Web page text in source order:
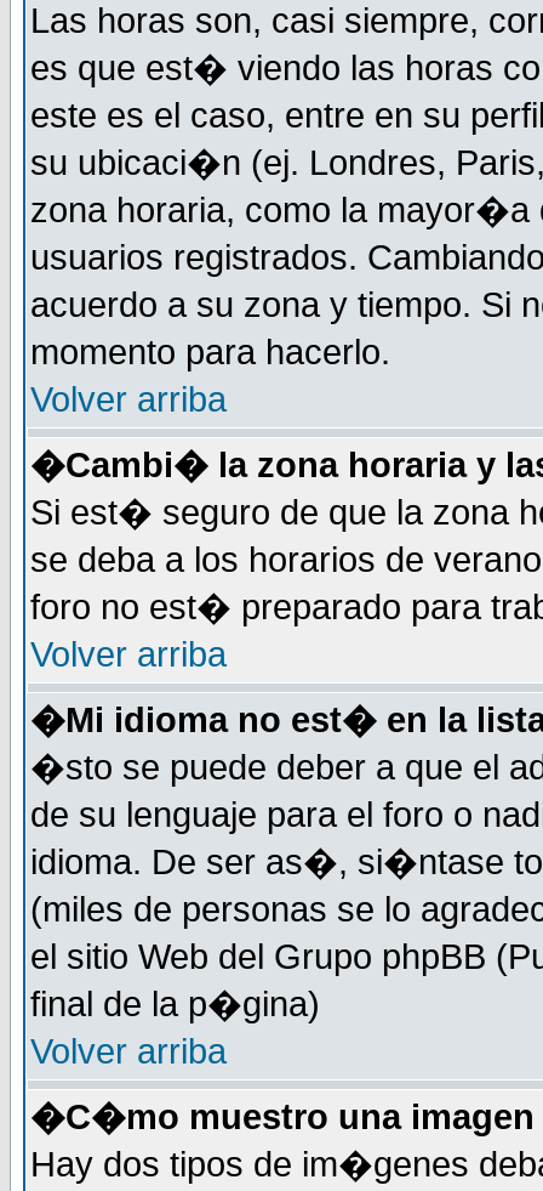
Las horas son, casi siempre,
es que est� viendo las horas
este es el caso, entre en su
su ubicaci�n (ej. Londres,
zona horaria, como la mayor�a
usuarios registrados.
acuerdo a su zona y tiempo. Si
momento para hacerlo.
Volver arriba
�Cambi� la zona horaria y
Si est� seguro de que la zona
se deba a los horarios de
foro no est� preparado para
Volver arriba
�Mi idioma no est� en la
�sto se puede deber a que el
de su lenguaje para el foro o
idioma. De ser as�, si�ntase
(miles de personas se lo
el sitio Web del Grupo phpBB
final de la p�gina)
Volver arriba
�C�mo muestro una imagen
Hay dos tipos de im�genes